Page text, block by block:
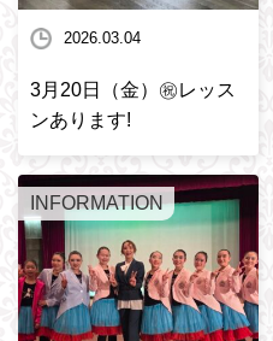
2026.03.04
3月20日（金）㊗️レッス
ンあります!
INFORMATION